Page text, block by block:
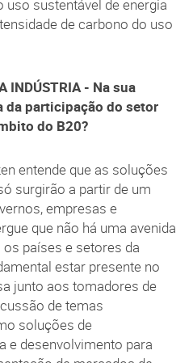
sustentável de energia
de carbono do uso
INDÚSTRIA - Na sua
da participação do setor
do B20?
entende que as soluções
surgirão a partir de um
empresas e
que não há uma avenida
países e setores da
estar presente no
junto aos tomadores de
de temas
soluções de
e desenvolvimento para